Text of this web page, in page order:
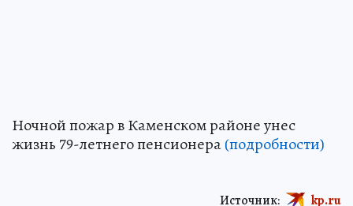
Ночной пожар в Каменском районе унес
жизнь 79-летнего пенсионера(подробности)
Источник: kp.ru